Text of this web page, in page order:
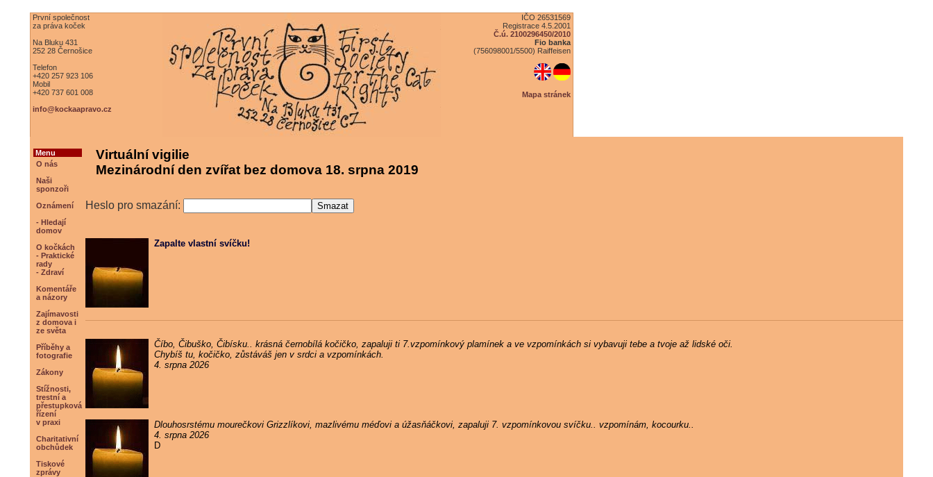
První společnost
za práva koček
Na Bluku 431
252 28 Černošice
Telefon
+420 257 923 106
Mobil
+420 737 601 008
info@kockaapravo.cz
IČO 26531569
Registrace 4.5.2001
Č.ú. 2100296450/2010
Fio banka
(756098001/5500) Raiffeisen
Mapa stránek
Menu
O nás
Naši
sponzoři
Oznámení
- Hledají
domov
O kočkách
- Praktické
rady
- Zdraví
Komentáře
a názory
Zajímavosti
z domova i
ze světa
Příběhy a
fotografie
Zákony
Stížnosti,
trestní a
přestupková
řízení
v praxi
Charitativní
obchůdek
Tiskové
zprávy
Virtuální vigilie
Mezinárodní den zvířat bez domova 18. srpna 2019
Heslo pro smazání:
Zapalte vlastní svíčku!
Číbo, Čibuško, Čibísku.. krásná černobílá kočičko, zapaluji ti 7.vzpomínkový plamínek a ve vzpomínkách si vybavuji tebe a tvoje až lidské oči.
Chybíš tu, kočičko, zůstáváš jen v srdci a vzpomínkách.
4. srpna 2026
Dlouhosrstému mourečkovi Grizzlíkovi, mazlivému méďovi a úžasňáčkovi, zapaluji 7. vzpomínkovou svíčku.. vzpomínám, kocourku..
4. srpna 2026
D